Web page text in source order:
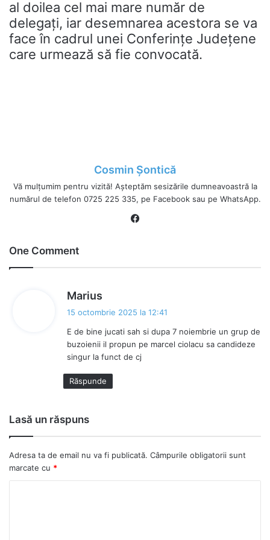
al doilea cel mai mare număr de
delegați, iar desemnarea acestora se va
face în cadrul unei Conferințe Județene
care urmează să fie convocată.
Cosmin Șontică
Vă mulțumim pentru vizită! Așteptăm sesizările dumneavoastră la
numărul de telefon 0725 225 335, pe Facebook sau pe WhatsApp.
One Comment
Marius
n
e
:
15 octombrie 2025 la 12:41
E de bine jucati sah si dupa 7 noiembrie un grup de
buzoienii il propun pe marcel ciolacu sa candideze
singur la funct de cj
Răspunde
Lasă un răspuns
Adresa ta de email nu va fi publicată. Câmpurile obligatorii sunt
marcate cu *